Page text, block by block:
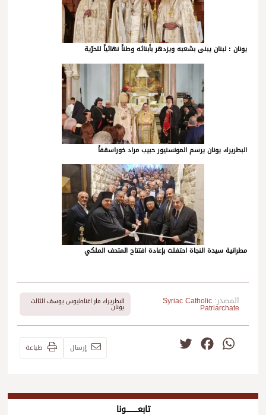
يونان : لبنان يبنى بشعبه ويزدهر بأبنائه وطناً نهائياً للحرّية
البطريرك يونان يرسم المونسنيور حبيب مراد خوراسقفاً
مطرانية سيدة النجاة احتفلت بإعادة افتتاح المتحف الملكي
المصدر: Syriac Catholic
Patriarchate
البطريرك مار اغناطيوس يوسف الثالث
يونان
WhatsApp
Facebook إرسال طباعة
تابعــــــــــونا